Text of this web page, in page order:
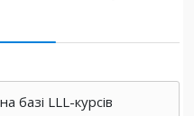
базі LLL-курсів